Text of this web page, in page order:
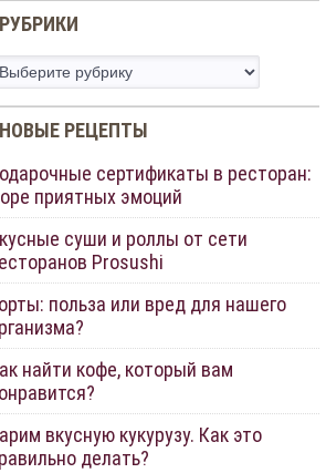
РУБРИКИ
НОВЫЕ РЕЦЕПТЫ
сертификаты в ресторан:
приятных эмоций
суши и роллы от сети
Prosushi
польза или вред для нашего
найти кофе, который вам
вкусную кукурузу. Как это
делать?